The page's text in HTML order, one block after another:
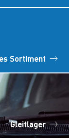
Sortiment
Gleitlager